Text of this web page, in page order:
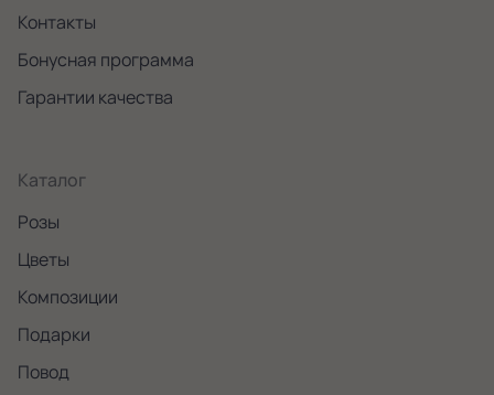
Контакты
Бонусная программа
Гарантии качества
Каталог
Розы
Цветы
Композиции
Подарки
Повод